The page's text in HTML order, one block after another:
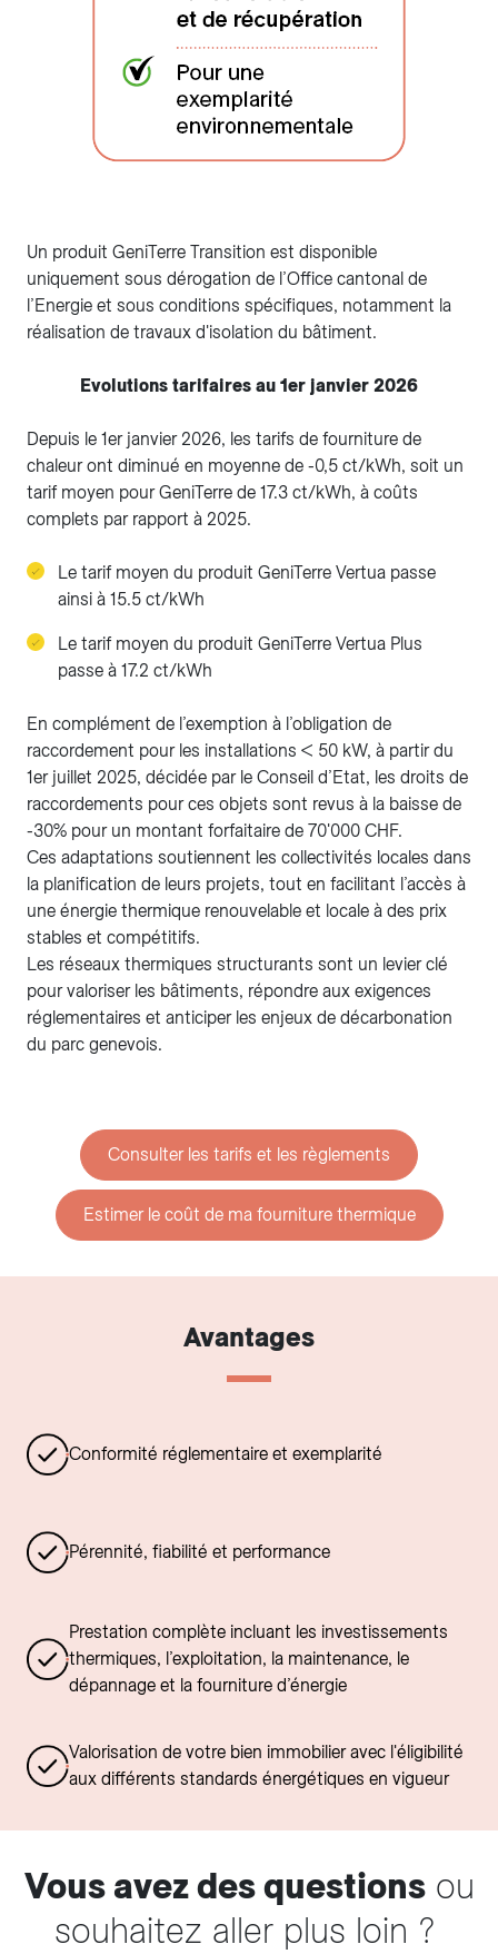
Un produit GeniTerre Transition est disponible
uniquement sous dérogation de l’Office cantonal de
l’Energie et sous conditions spécifiques, notamment la
réalisation de travaux d'isolation du bâtiment.
Evolutions tarifaires au 1er janvier 2026
Depuis le 1er janvier 2026, les tarifs de fourniture de
chaleur ont diminué en moyenne de -0,5 ct/kWh, soit un
tarif moyen pour GeniTerre de 17.3 ct/kWh, à coûts
complets par rapport à 2025.
Le tarif moyen du produit GeniTerre Vertua passe
ainsi à 15.5 ct/kWh
Le tarif moyen du produit GeniTerre Vertua Plus
passe à 17.2 ct/kWh
En complément de l’exemption à l’obligation de
raccordement pour les installations < 50 kW, à partir du
1er juillet 2025, décidée par le Conseil d’Etat, les droits de
raccordements pour ces objets sont revus à la baisse de
-30% pour un montant forfaitaire de 70'000 CHF.
Ces adaptations soutiennent les collectivités locales dans
la planification de leurs projets, tout en facilitant l’accès à
une énergie thermique renouvelable et locale à des prix
stables et compétitifs.
Les réseaux thermiques structurants sont un levier clé
pour valoriser les bâtiments, répondre aux exigences
réglementaires et anticiper les enjeux de décarbonation
du parc genevois.
Consulter les tarifs et les règlements
Estimer le coût de ma fourniture thermique
Avantages
Conformité réglementaire et exemplarité
Pérennité, fiabilité et performance
Prestation complète incluant les investissements
thermiques, l’exploitation, la maintenance, le
dépannage et la fourniture d’énergie
Valorisation de votre bien immobilier avec l'éligibilité
aux différents standards énergétiques en vigueur
Vous avez des questionsou
souhaitez aller plus loin ?